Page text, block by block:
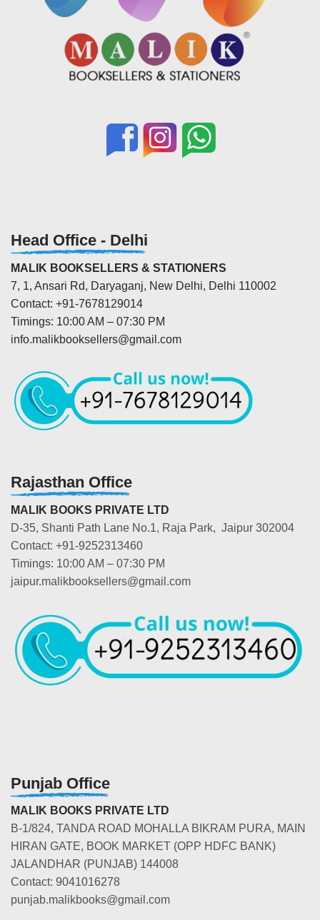
Head Office - Delhi
MALIK BOOKSELLERS & STATIONERS
7, 1, Ansari Rd, Daryaganj, New Delhi, Delhi 110002
Contact: +91-7678129014
Timings: 10:00 AM – 07:30 PM
info.malikbooksellers@gmail.com
Rajasthan Office
MALIK BOOKS PRIVATE LTD
D-35, Shanti Path Lane No.1, Raja Park, Jaipur 302004
Contact: +91-9252313460
Timings: 10:00 AM – 07:30 PM
jaipur.malikbooksellers@gmail.com
Punjab Office
MALIK BOOKS PRIVATE LTD
B-1/824, TANDA ROAD MOHALLA BIKRAM PURA, MAIN
HIRAN GATE, BOOK MARKET (OPP HDFC BANK)
JALANDHAR (PUNJAB) 144008
Contact: 9041016278
punjab.malikbooks@gmail.com